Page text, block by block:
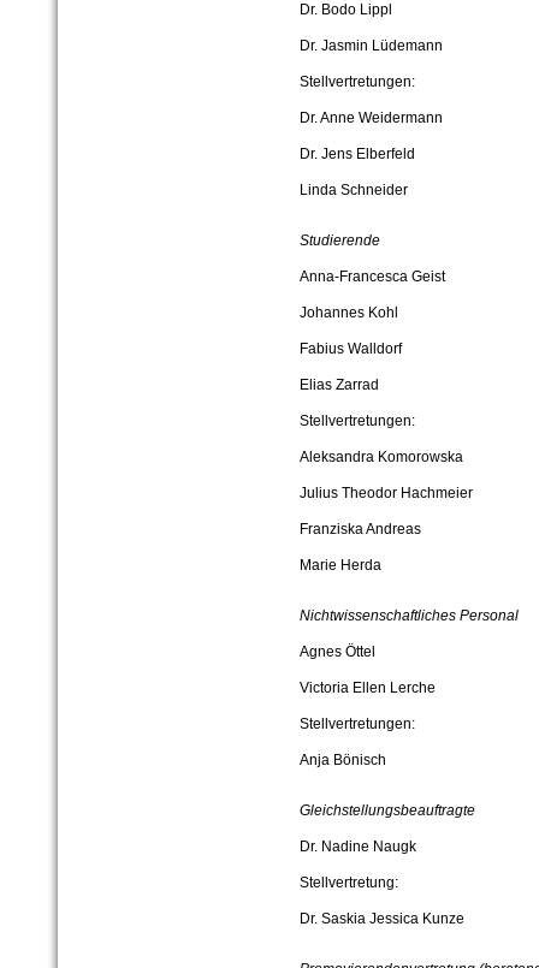
Dr. Bodo Lippl
Dr. Jasmin Lüdemann
Stellvertretungen:
Dr. Anne Weidermann
Dr. Jens Elberfeld
Linda Schneider
Studierende
Anna-Francesca Geist
Johannes Kohl
Fabius Walldorf
Elias Zarrad
Stellvertretungen:
Aleksandra Komorowska
Julius Theodor Hachmeier
Franziska Andreas
Marie Herda
Nichtwissenschaftliches Personal
Agnes Öttel
Victoria Ellen Lerche
Stellvertretungen:
Anja Bönisch
Gleichstellungsbeauftragte
Dr. Nadine Naugk
Stellvertretung:
Dr. Saskia Jessica Kunze